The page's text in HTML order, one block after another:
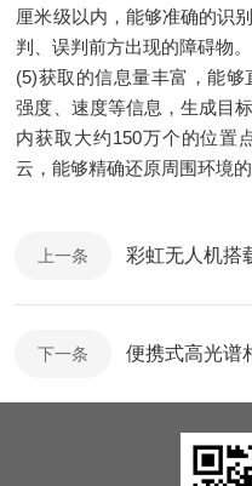
厘米级以内，能够准确的识
判、误判前方出现的障碍物。
(5)获取的信息量丰富，能
强度、速度等信息，生成目
内获取大约150万个的位置
云，能够精确还原周围环境的
上一条 彩虹无人机搭
下一条 便携式高光谱